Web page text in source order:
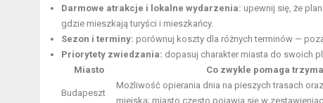
Darmowe atrakcje i lokalne wydarzenia: upewnij się, że
gdzie mieszkają turyści i mieszkańcy.
Sezon i terminy: porównuj koszty dla różnych terminów —
Priorytety zwiedzania: dopasuj charakter miasta do swoich
Miasto
Co zwykle pomaga
Budapeszt
Możliwość opierania dnia na pieszych trasach
miejską; miasto często pojawia się w